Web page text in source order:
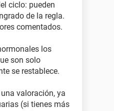
ciclo: pueden
de la regla.
comentados.
los
son solo
se restablece.
valoración, ya
(si tienes más